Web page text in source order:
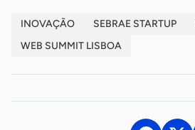
INOVAÇÃO SEBRAE STARTUP
WEB SUMMIT LISBOA